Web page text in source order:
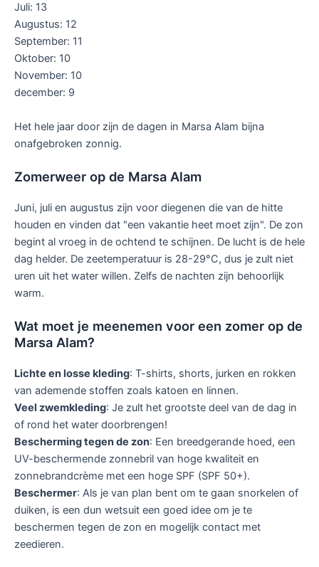
Juli: 13
Augustus: 12
September: 11
Oktober: 10
November: 10
december: 9
Het hele jaar door zijn de dagen in Marsa Alam bijna
onafgebroken zonnig.
Zomerweer op de Marsa Alam
Juni, juli en augustus zijn voor diegenen die van de hitte
houden en vinden dat "een vakantie heet moet zijn". De zon
begint al vroeg in de ochtend te schijnen. De lucht is de hele
dag helder. De zeetemperatuur is 28-29°C, dus je zult niet
uren uit het water willen. Zelfs de nachten zijn behoorlijk
warm.
Wat moet je meenemen voor een zomer op de
Marsa Alam?
Lichte en losse kleding: T-shirts, shorts, jurken en rokken
van ademende stoffen zoals katoen en linnen.
Veel zwemkleding: Je zult het grootste deel van de dag in
of rond het water doorbrengen!
Bescherming tegen de zon: Een breedgerande hoed, een
UV-beschermende zonnebril van hoge kwaliteit en
zonnebrandcrème met een hoge SPF (SPF 50+).
Beschermer: Als je van plan bent om te gaan snorkelen of
duiken, is een dun wetsuit een goed idee om je te
beschermen tegen de zon en mogelijk contact met
zeedieren.